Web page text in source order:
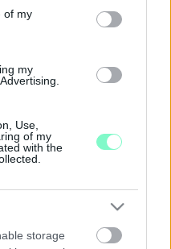
of my
my
Use,
of my
with the
storage
el a váratlanul beesett
VOLT
meghívva.
SZENTIVÁNON
nyugdíjasnak beszélt